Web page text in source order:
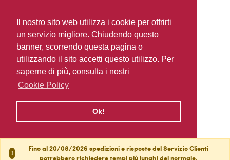
Il nostro sito web utilizza i cookie per offrirti
un servizio migliore. Chiudendo questo
banner, scorrendo questa pagina o
utilizzando il sito accetti questo utilizzo. Per
saperne di più, consulta i nostri
Cookie Policy
Ok!
!
Fino al 20/08/2026 spedizioni e risposte del Servizio Clienti
potrebbero richiedere tempi più lunghi del normale.